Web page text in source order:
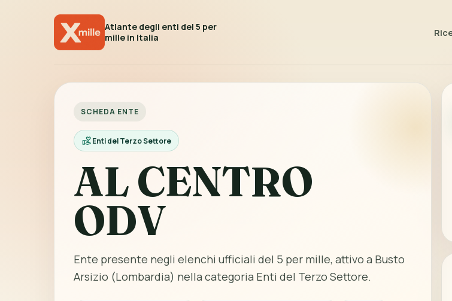
Atlante degli enti del 5 per
mille in Italia
SCHEDA ENTE
Enti del Terzo Settore
AL CENTRO
ODV
Ente presente negli elenchi ufficiali del 5 per mille, attivo a Busto
Arsizio (Lombardia) nella categoria Enti del Terzo Settore.